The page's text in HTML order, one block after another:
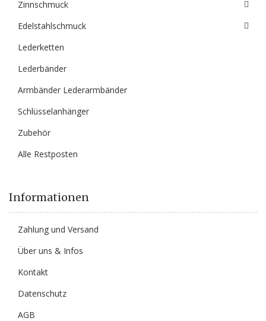
Zinnschmuck
Edelstahlschmuck
Lederketten
Lederbänder
Armbänder Lederarmbänder
Schlüsselanhänger
Zubehör
Alle Restposten
Informationen
Zahlung und Versand
Über uns & Infos
Kontakt
Datenschutz
AGB